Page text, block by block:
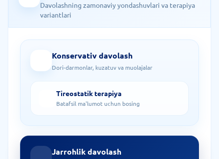
Davolashning zamonaviy yondashuvlari va terapiya
variantlari
Konservativ davolash
Dori-darmonlar, kuzatuv va muolajalar
Tireostatik terapiya
Batafsil ma'lumot uchun bosing
Jarrohlik davolash